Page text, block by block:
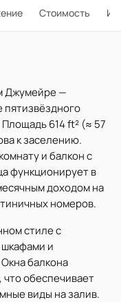
Стоимость
Джумейре —
пятизвёздного
614 ft² (≈ 57
к заселению.
и балкон с
функционирует в
доходом на
номеров.
стиле с
и
балкона
обеспечивает
виды на залив.